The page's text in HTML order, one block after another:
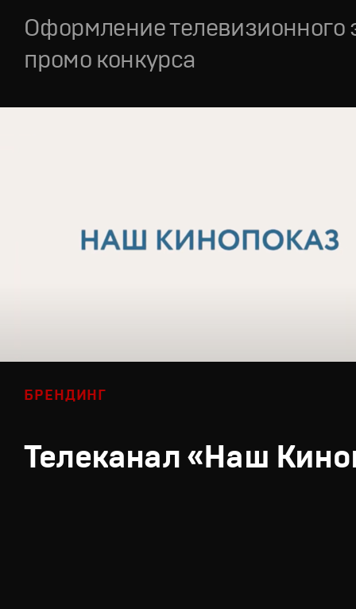
Оформление телевизионного
промо конкурса
БРЕНДИНГ
Телеканал «Наш